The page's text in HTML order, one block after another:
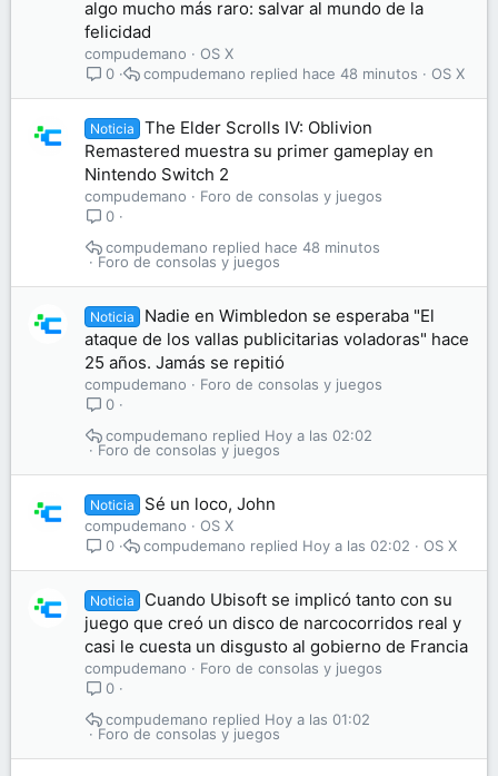
algo mucho más raro: salvar al mundo de la
felicidad
compudemano
OS X
0
OS X
hace 48 minutos
compudemano
Noticia
The Elder Scrolls IV: Oblivion
Remastered muestra su primer gameplay en
Nintendo Switch 2
compudemano
Foro de consolas y juegos
0
Foro de consolas y juegos
hace 48 minutos
compudemano
Noticia
Nadie en Wimbledon se esperaba "El
ataque de los vallas publicitarias voladoras" hace
25 años. Jamás se repitió
compudemano
Foro de consolas y juegos
0
Foro de consolas y juegos
Hoy a las 02:02
compudemano
Noticia Sé un loco, John
compudemano
OS X
0
OS X
Hoy a las 02:02
compudemano
Noticia
Cuando Ubisoft se implicó tanto con su
juego que creó un disco de narcocorridos real y
casi le cuesta un disgusto al gobierno de Francia
compudemano
Foro de consolas y juegos
0
Foro de consolas y juegos
Hoy a las 01:02
compudemano